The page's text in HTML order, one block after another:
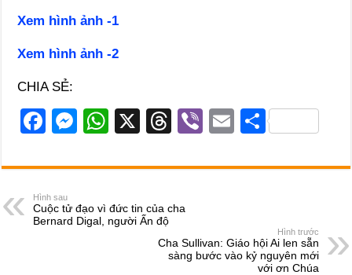
Xem hình ảnh -1
Xem hình ảnh -2
CHIA SẺ:
F
c
e
b
M
ss
n
W
at
A
X
T
e
d
s
Vi
er
E
ail
S
ar
Hình sau
Cuộc tử đạo vì đức tin của cha
Bernard Digal, người Ấn độ
Hình trước
Cha Sullivan: Giáo hội Ai len sẵn
sàng bước vào kỷ nguyên mới
với ơn Chúa